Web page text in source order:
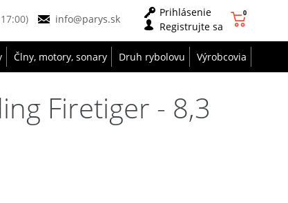
info@parys.sk
Prihlásenie
Registrujte sa
0
Člny, motory, sonary Druh rybolovu Výrobcovia
Firetiger - 8,3